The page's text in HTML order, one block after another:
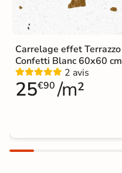
Carrelage effet Terrazzo
Confetti Blanc 60x60 cm
2 avis
25€90 /m²